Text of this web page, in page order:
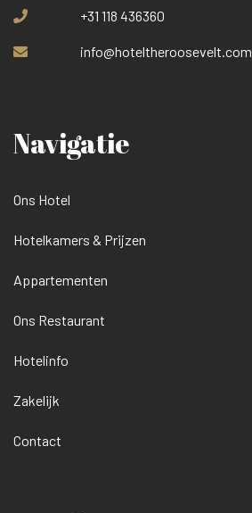
+31 118 436360
info@hoteltheroosevelt.com
Navigatie
Ons Hotel
Hotelkamers & Prijzen
Appartementen
Ons Restaurant
Hotelinfo
Zakelijk
Contact